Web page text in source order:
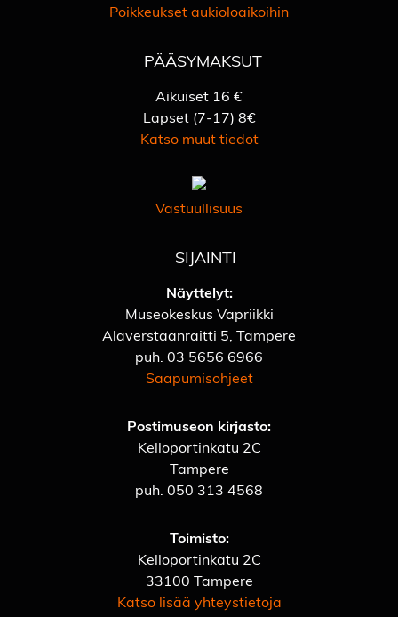
Poikkeukset aukioloaikoihin
PÄÄSYMAKSUT
Aikuiset 16 €
Lapset (7-17) 8€
Katso muut tiedot
Vastuullisuus
SIJAINTI
Näyttelyt:
Museokeskus Vapriikki
Alaverstaanraitti 5, Tampere
puh. 03 5656 6966
Saapumisohjeet
Postimuseon kirjasto:
Kelloportinkatu 2C
Tampere
puh. 050 313 4568
Toimisto:
Kelloportinkatu 2C
33100 Tampere
Katso lisää yhteystietoja